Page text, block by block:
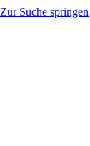
Zur Suche springen